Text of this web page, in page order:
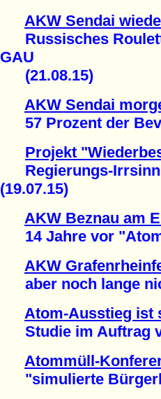
AKW Sendai
Russisches
GAU
(21.08.15)
AKW Sendai
57 Prozent der
Projekt
Regierungs-Irrsinn
(19.07.15)
AKW Beznau am
14 Jahre vor
AKW
aber noch lange
Atom-Ausstieg ist
Studie im Auftrag
Atommüll-
"simulierte